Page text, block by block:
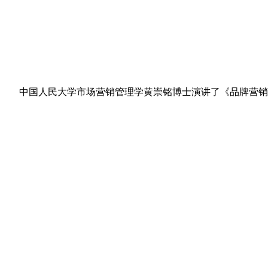
中国人民大学市场营销管理学黄崇铭博士演讲了《品牌营